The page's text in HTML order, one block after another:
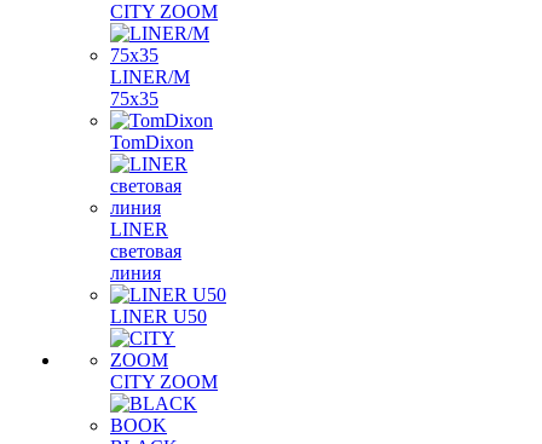
CITY ZOOM
LINER/M
75х35
TomDixon
LINER
световая
линия
LINER U50
CITY ZOOM